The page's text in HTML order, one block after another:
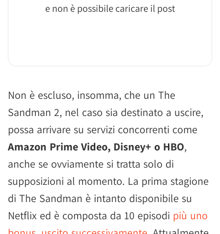
e non è possibile caricare il post
Non è escluso, insomma, che un The
Sandman 2, nel caso sia destinato a uscire,
possa arrivare su servizi concorrenti come
Amazon Prime Video, Disney+ o HBO,
anche se ovviamente si tratta solo di
supposizioni al momento. La prima stagione
di The Sandman è intanto disponibile su
Netflix ed è composta da 10 episodi più uno